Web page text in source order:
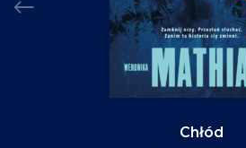
Chłód